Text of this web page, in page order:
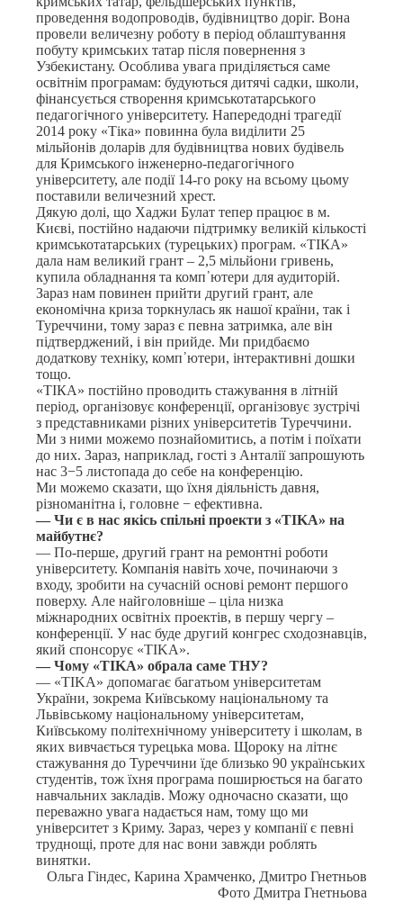
проведення водопроводів, будівництво доріг. Вона
провели величезну роботу в період облаштування
побуту кримських татар після повернення з
Узбекистану. Особлива увага приділяється саме
освітнім програмам: будуються дитячі садки, школи,
фінансується створення кримськотатарського
педагогічного університету. Напередодні трагедії
2014 року «Тіка» повинна була виділити 25
мільйонів доларів для будівництва нових будівель
для Кримського інженерно-педагогічного
університету, але події 14-го року на всьому цьому
поставили величезний хрест.
Дякую долі, що Хаджи Булат тепер працює в м.
Києві, постійно надаючи підтримку великій кількості
кримськотатарських (турецьких) програм. «ТІКА»
дала нам великий грант – 2,5 мільйони гривень,
купила обладнання та комп᾽ютери для аудиторій.
Зараз нам повинен прийти другий грант, але
економічна криза торкнулась як нашої країни, так і
Туреччини, тому зараз є певна затримка, але він
підтверджений, і він прийде. Ми придбаємо
додаткову техніку, комп᾽ютери, інтерактивні дошки
тощо.
«ТІКА» постійно проводить стажування в літній
період, організовує конференції, організовує зустрічі
з представниками різних університетів Туреччини.
Ми з ними можемо познайомитись, а потім і поїхати
до них. Зараз, наприклад, гості з Анталії запрошують
нас 3−5 листопада до себе на конференцію.
Ми можемо сказати, що їхня діяльність давня,
різноманітна і, головне − ефективна.
— Чи є в нас якісь спільні проекти з «TIKA» на
майбутнє?
— По-перше, другий грант на ремонтні роботи
університету. Компанія навіть хоче, починаючи з
входу, зробити на сучасній основі ремонт першого
поверху. Але найголовніше – ціла низка
міжнародних освітніх проектів, в першу чергу –
конференції. У нас буде другий конгрес сходознавців,
який спонсорує «TIKA».
— Чому «TIKA» обрала саме ТНУ?
— «TIKA» допомагає багатьом університетам
України, зокрема Київському національному та
Львівському національному університетам,
Київському політехнічному університету і школам, в
яких вивчається турецька мова. Щороку на літнє
стажування до Туреччини їде близько 90 українських
студентів, тож їхня програма поширюється на багато
навчальних закладів. Можу одночасно сказати, що
переважно увага надається нам, тому що ми
університет з Криму. Зараз, через у компанії є певні
труднощі, проте для нас вони завжди роблять
винятки.
Ольга Гіндес, Карина Храмченко, Дмитро Гнетньов
Фото Дмитра Гнетньова